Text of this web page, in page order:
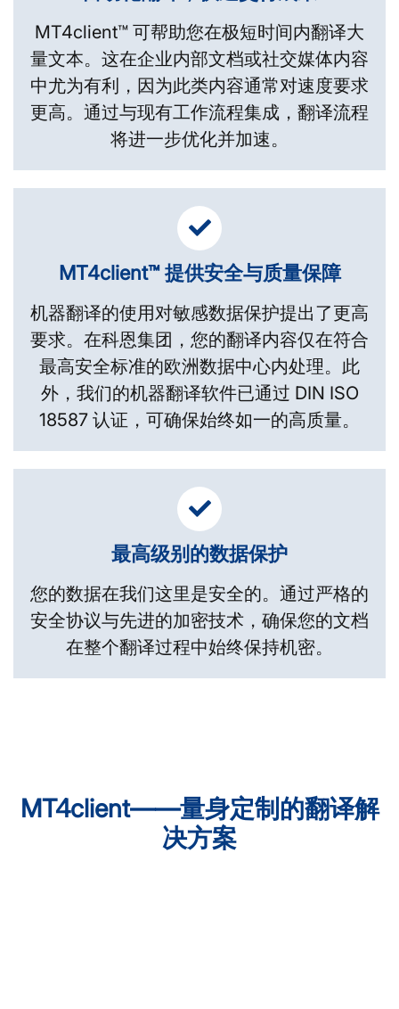
MT4client™ 可帮助您在极短时间内翻译大
量文本。这在企业内部文档或社交媒体内容
中尤为有利，因为此类内容通常对速度要求
更高。通过与现有工作流程集成，翻译流程
将进一步优化并加速。
MT4client™ 提供安全与质量保障
机器翻译的使用对敏感数据保护提出了更高
要求。在科恩集团，您的翻译内容仅在符合
最高安全标准的欧洲数据中心内处理。此
外，我们的机器翻译软件已通过 DIN ISO
18587 认证，可确保始终如一的高质量。
最高级别的数据保护
您的数据在我们这里是安全的。通过严格的
安全协议与先进的加密技术，确保您的文档
在整个翻译过程中始终保持机密。
MT4client——量身定制的翻译解
决方案